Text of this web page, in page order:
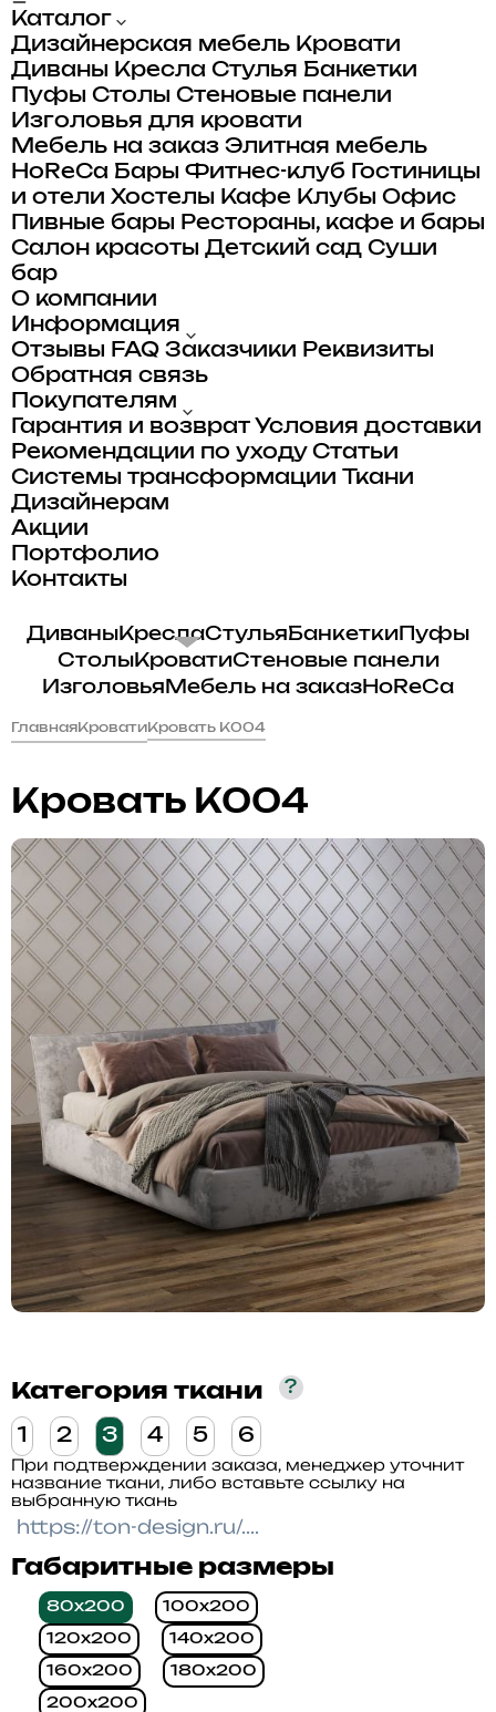
Каталог
Дизайнерская мебель Кровати
Диваны Кресла Стулья Банкетки
Пуфы Столы Стеновые панели
Изголовья для кровати
Мебель на заказ Элитная мебель
HoReCa Бары Фитнес-клуб
Гостиницы
и отели Хостелы Кафе Клубы Офис
Пивные бары Рестораны, кафе и бары
Салон красоты Детский сад Суши
бар
О компании
Информация
Отзывы FAQ Заказчики Реквизиты
Обратная связь
Покупателям
Гарантия и возврат Условия доставки
Рекомендации по уходу Статьи
Системы трансформации
Ткани
Дизайнерам
Акции
Портфолио
Контакты
ДиваныКреслаСтульяБанкеткиПуфы
СтолыКроватиСтеновые панели
Изголовья Мебель на заказHoReCa
ГлавнаяКроватиКровать K004
Кровать K004
Категория ткани ?
1 2 3 4 5 6
При подтверждении заказа, менеджер уточнит
название ткани, либо вставьте ссылку на
выбранную ткань
Габаритные размеры
80x200 100x200
120x200 140x200
160x200 180x200
200x200